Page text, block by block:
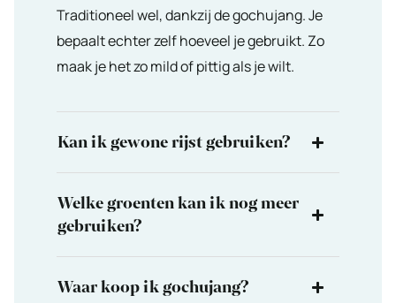
Traditioneel wel, dankzij de gochujang. Je
bepaalt echter zelf hoeveel je gebruikt. Zo
maak je het zo mild of pittig als je wilt.
Kan ik gewone rijst gebruiken?
Welke groenten kan ik nog meer
gebruiken?
Waar koop ik gochujang?